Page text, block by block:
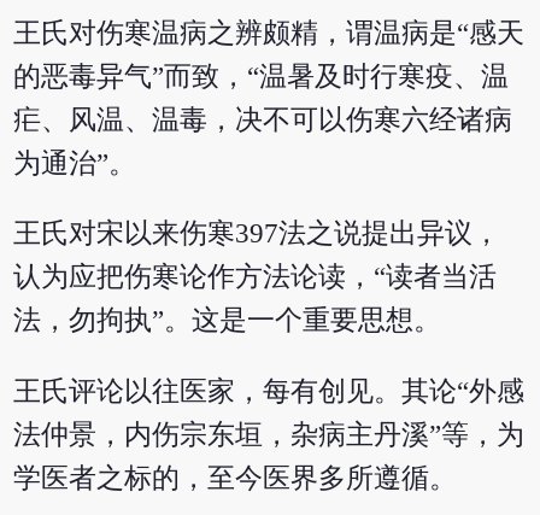
王氏对伤寒温病之辨颇精，谓温病是“感天
的恶毒异气”而致，“温暑及时行寒疫、温
疟、风温、温毒，决不可以伤寒六经诸病
为通治”。
王氏对宋以来伤寒397法之说提出异议，
认为应把伤寒论作方法论读，“读者当活
法，勿拘执”。这是一个重要思想。
王氏评论以往医家，每有创见。其论“外感
法仲景，内伤宗东垣，杂病主丹溪”等，为
学医者之标的，至今医界多所遵循。